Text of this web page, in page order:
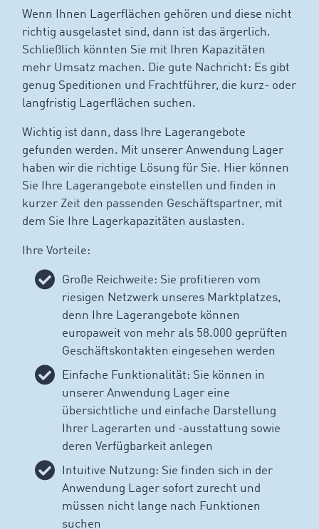
Wenn Ihnen Lagerflächen gehören und diese nicht
richtig ausgelastet sind, dann ist das ärgerlich.
Schließlich könnten Sie mit Ihren Kapazitäten
mehr Umsatz machen. Die gute Nachricht: Es gibt
genug Speditionen und Frachtführer, die kurz- oder
langfristig Lagerflächen suchen.
Wichtig ist dann, dass Ihre Lagerangebote
gefunden werden. Mit unserer Anwendung Lager
haben wir die richtige Lösung für Sie. Hier können
Sie Ihre Lagerangebote einstellen und finden in
kurzer Zeit den passenden Geschäftspartner, mit
dem Sie Ihre Lagerkapazitäten auslasten.
Ihre Vorteile:
Große Reichweite: Sie profitieren vom
riesigen Netzwerk unseres Marktplatzes,
denn Ihre Lagerangebote können
europaweit von mehr als 58.000 geprüften
Geschäftskontakten eingesehen werden
Einfache Funktionalität: Sie können in
unserer Anwendung Lager eine
übersichtliche und einfache Darstellung
Ihrer Lagerarten und -ausstattung sowie
deren Verfügbarkeit anlegen
Intuitive Nutzung: Sie finden sich in der
Anwendung Lager sofort zurecht und
müssen nicht lange nach Funktionen
suchen